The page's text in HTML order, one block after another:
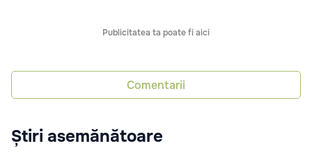
Publicitatea ta poate fi aici
Comentarii
Știri asemănătoare